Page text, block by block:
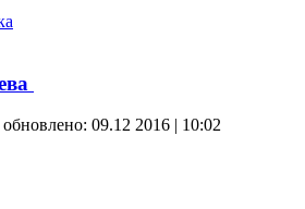
обновлено: 09.12 2016 | 10:02